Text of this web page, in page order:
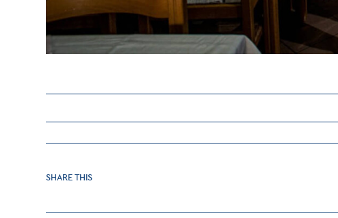
SHARE THISSHARE